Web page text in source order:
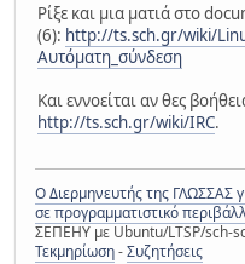
Ρίξε και μια ματιά στο
(6): http://ts.sch.gr/wiki/
Αυτόματη_σύνδεση
Και εννοείται αν θες
http://ts.sch.gr/wiki/IRC.
Ο Διερμηνευτής της ΓΛΩΣΣΑΣ
σε προγραμματιστικό
ΣΕΠΕΗΥ με Ubuntu/LTSP/sch-
Τεκμηρίωση-Συζητήσεις